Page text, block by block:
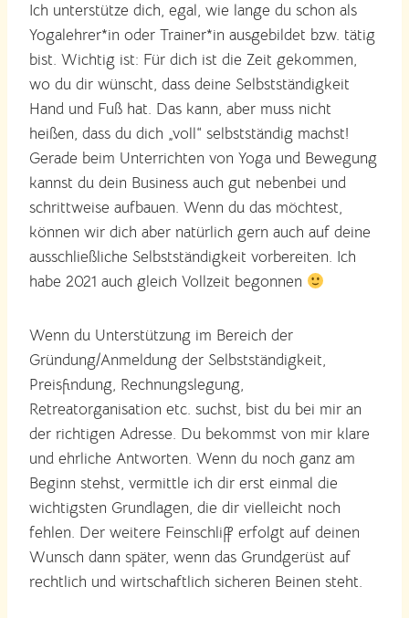
Ich unterstütze dich, egal, wie lange du schon als
Yogalehrer*in oder Trainer*in ausgebildet bzw. tätig
bist. Wichtig ist: Für dich ist die Zeit gekommen,
wo du dir wünscht, dass deine Selbstständigkeit
Hand und Fuß hat. Das kann, aber muss nicht
heißen, dass du dich „voll“ selbstständig machst!
Gerade beim Unterrichten von Yoga und Bewegung
kannst du dein Business auch gut nebenbei und
schrittweise aufbauen. Wenn du das möchtest,
können wir dich aber natürlich gern auch auf deine
ausschließliche Selbstständigkeit vorbereiten. Ich
habe 2021 auch gleich Vollzeit begonnen
Wenn du Unterstützung im Bereich der
Gründung/Anmeldung der Selbstständigkeit,
Preisfindung, Rechnungslegung,
Retreatorganisation etc. suchst, bist du bei mir an
der richtigen Adresse. Du bekommst von mir klare
und ehrliche Antworten. Wenn du noch ganz am
Beginn stehst, vermittle ich dir erst einmal die
wichtigsten Grundlagen, die dir vielleicht noch
fehlen. Der weitere Feinschliff erfolgt auf deinen
Wunsch dann später, wenn das Grundgerüst auf
rechtlich und wirtschaftlich sicheren Beinen steht.